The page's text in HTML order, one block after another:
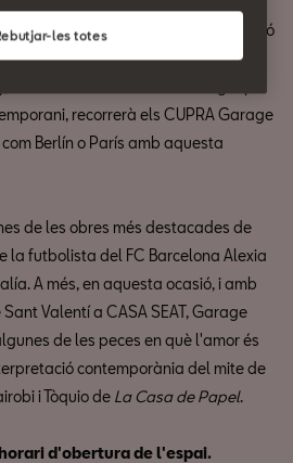
al CUPRA Garage de Milà, l'exposició
,Garage Takeover, arriba a CASA
ambaixador de CUPRA i conegut pel
recorrerà els CUPRA Garage
Berlín o París amb aquesta
de les obres més destacades de
la futbolista del FC Barcelona Alexia
A més, en aquesta ocasió, i amb
Valentí a CASA SEAT, Garage
de les peces en què l'amor és
contemporània del mite de
i Tòquio de La Casa de Papel.
d'obertura de l'espai.
les totes